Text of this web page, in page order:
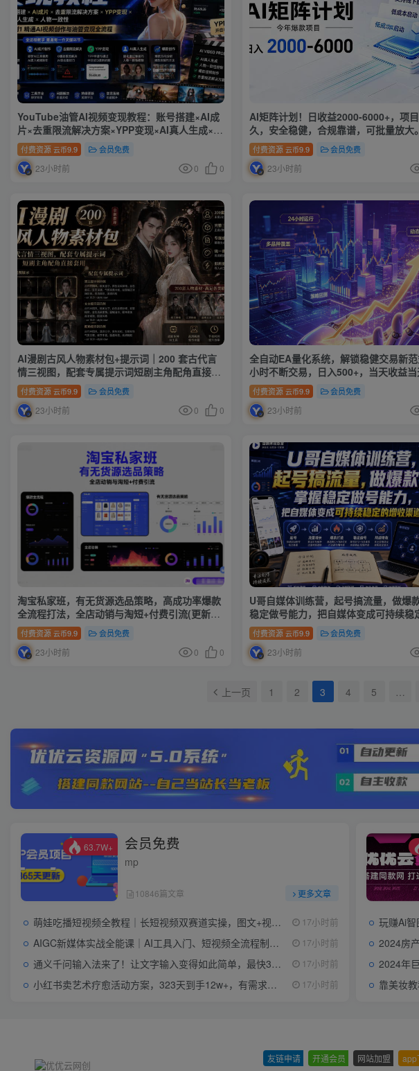
YouTube油管AI视频变现教程：账号搭建×AI成
片×去重限流解决方案×YPP变现×AI真人生成×人
物一致性
付费资源 云币9.9 会员免费
23小时前 0 0
AI矩阵计划！日收益2000-6000+，项
久，安全稳健，合规靠谱，可批量放大。
付费资源 云币9.9 会员免费
23小时前
AI漫剧古风人物素材包+提示词｜200 套古代言
情三视图，配套专属提示词短剧主角配角直接套
用付费资源 云币9.9 会员免费
23小时前 0 0
全自动EA量化系统，解锁稳健交易新
小时不断交易，日入500+，当天收益
无需熬夜盯盘，解放双手，时间自由【
付费资源 云币9.9 会员免费
23小时前
淘宝私家班，有无货源选品策略，高成功率爆款
全流程打法，全店动销与淘短+付费引流(更新
2026年08月05日)
付费资源 云币9.9 会员免费
23小时前 0 0
U哥自媒体训练营，起号搞流量，做爆
稳定做号能力，把自媒体变成可持续稳
渠道
付费资源 云币9.9 会员免费
23小时前
上一页 1 2 3 4 5 …
63.7W+ 会员免费
mp
10846篇文章 更多文章
萌娃吃播短视频全教程｜长短视频双赛道实操，图文+视频零基础保姆式教学，伙伴计划-收徒-商单等多种变现方式 17小时前
AIGC新媒体实战全能课｜AI工具入门、短视频全流程制作、主流绘图软件实操、数字人商业视频落地教程 17小时前
通义千问输入法来了！让文字输入变得如此简单，最快300字/分，AI自动润色，说话秒变工整文字 17小时前
小红书卖艺术疗愈活动方案，323天到手12w+，有需求就有市场 17小时前
玩赚Ai智
2024房产短
2024年巨量
靠美妆
友链申请 开通会员 网站加盟 app